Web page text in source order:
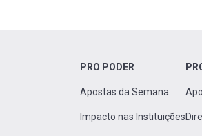
PRO PODER
Apostas da Semana
Impacto nas Instituições